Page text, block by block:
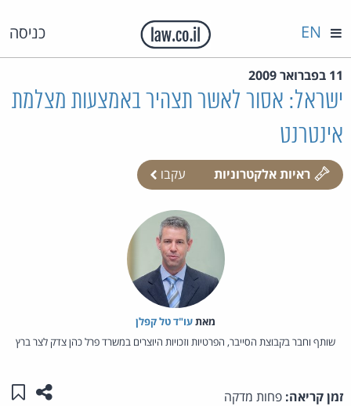
כניסה EN
11 בפברואר 2009
ישראל: אסור לאשר תצהיר באמצעות מצלמת
אינטרנט
ראיות אלקטרוניות עקבו
מאת‏עו"ד טל קפלן
שותף וחבר בקבוצת הסייבר, הפרטיות וזכויות היוצרים במשרד פרל כהן צדק לצר ברץ
זמן קריאה: פחות מדקה שתפו